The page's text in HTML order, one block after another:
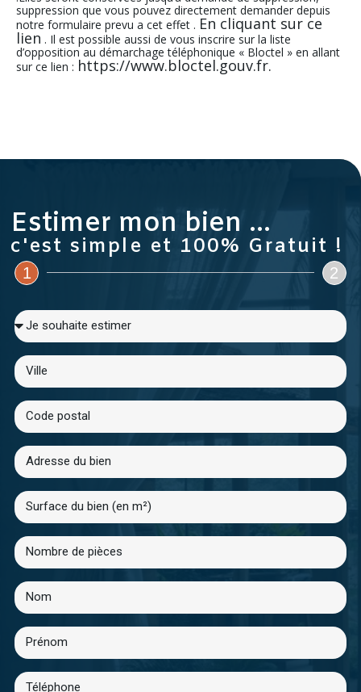
suppression que vous pouvez directement demander depuis
notre formulaire prevu a cet effet . En cliquant sur ce
lien . Il est possible aussi de vous inscrire sur la liste
d’opposition au démarchage téléphonique « Bloctel » en allant
sur ce lien : https://www.bloctel.gouv.fr.
Estimer mon bien ...
c'est simple et 100% Gratuit !
1 2